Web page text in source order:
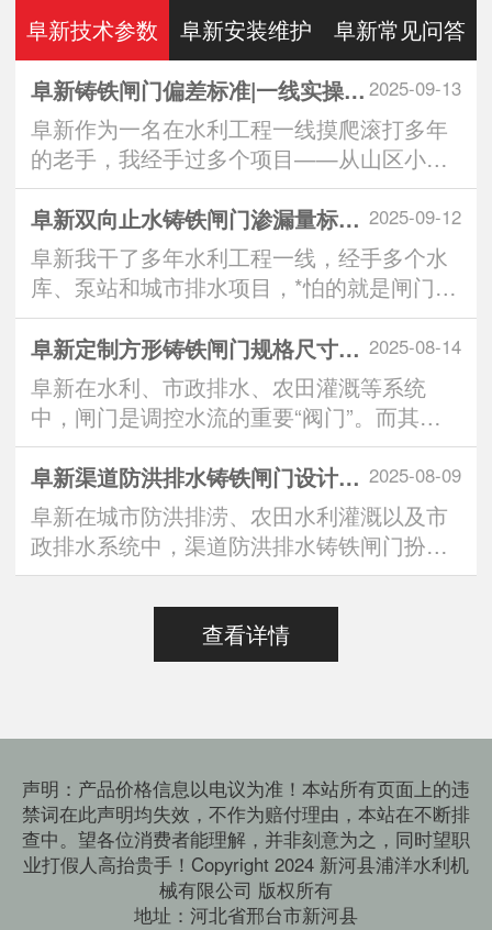
阜新技术参数 阜新安装维护 阜新常见问答
2025-09-13
阜新铸铁闸门偏差标准|一线实操全解析：从生产到安装的3大重要控制点
阜新作为一名在水利工程一线摸爬滚打多年
的老手，我经手过多个项目——从山区小水
库到城市排水···
2025-09-12
阜新双向止水铸铁闸门渗漏量标准｜实操派*看的“零漏”硬核指南
阜新我干了多年水利工程一线，经手多个水
库、泵站和城市排水项目，*怕的就是闸门一
关，水从缝···
2025-08-14
阜新定制方形铸铁闸门规格尺寸：匹配工程需求的智慧之选
阜新在水利、市政排水、农田灌溉等系统
中，闸门是调控水流的重要“阀门”。而其
中，“定制方形铸铁闸···
2025-08-09
阜新渠道防洪排水铸铁闸门设计标准：安全与效能的双重有助于维持
阜新在城市防洪排涝、农田水利灌溉以及市
政排水系统中，渠道防洪排水铸铁闸门扮演
着“水路守门人”的···
查看详情
声明：产品价格信息以电议为准！本站所有页面上的违
禁词在此声明均失效，不作为赔付理由，本站在不断排
查中。望各位消费者能理解，并非刻意为之，同时望职
业打假人高抬贵手！Copyright 2024 新河县浦洋水利机
械有限公司 版权所有
地址：河北省邢台市新河县